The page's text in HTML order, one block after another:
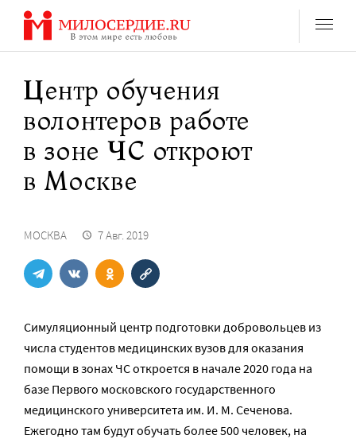
Перейти
содержанию
Центр обучения
волонтеров работе
в зоне ЧС откроют
в Москве
МОСКВА 7 Авг. 2019
Симуляционный центр подготовки добровольцев из
числа студентов медицинских вузов для оказания
помощи в зонах ЧС откроется в начале 2020 года на
базе Первого московского государственного
медицинского университета им. И. М. Сеченова.
Ежегодно там будут обучать более 500 человек, на